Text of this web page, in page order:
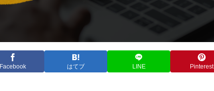
Facebook はてブ LINE Pinterest